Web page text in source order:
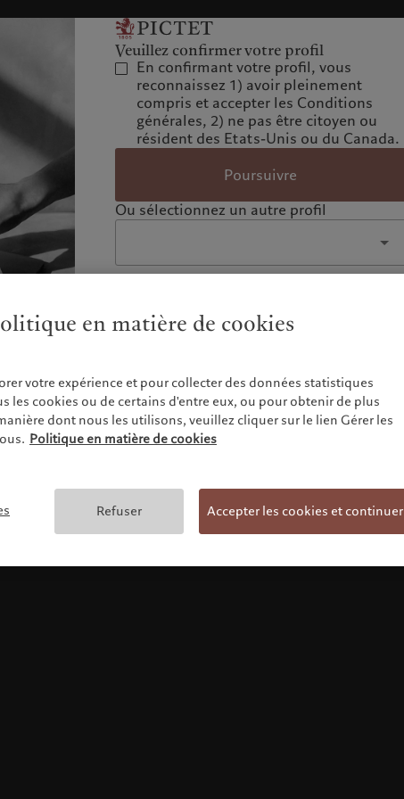
Veuillez confirmer votre profil
En confirmant votre profil, vous
reconnaissez 1) avoir pleinement
compris et accepter les Conditions
générales, 2) ne pas être citoyen ou
résident des Etats-Unis ou du Canada.
Poursuivre
Ou sélectionnez un autre profil
en matière de cookies
votre expérience et pour collecter des données statistiques
les cookies ou de certains d'entre eux, ou pour obtenir de plus
dont nous les utilisons, veuillez cliquer sur le lien Gérer les
Politique en matière de cookies
Refuser Accepter les cookies et continuer